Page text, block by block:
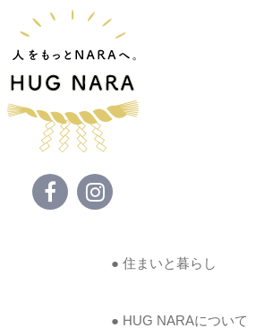
● 住まいと暮らし
● HUG NARAについて